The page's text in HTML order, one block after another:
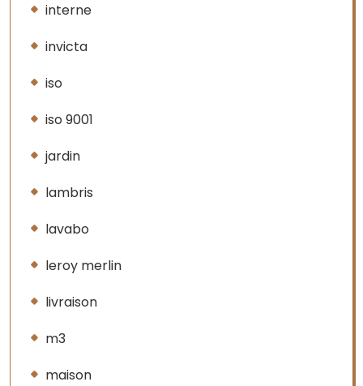
interne
invicta
iso
iso 9001
jardin
lambris
lavabo
leroy merlin
livraison
m3
maison